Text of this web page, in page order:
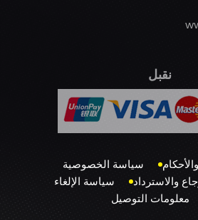
نقبل
سياسة الخصوصية
والاسترداد
سياسة الإلغاء
معلومات التوصيل